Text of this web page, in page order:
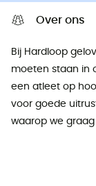
Over ons
Bij Hardloop
moeten staan ​​in
een atleet op
voor goede
waarop we graag